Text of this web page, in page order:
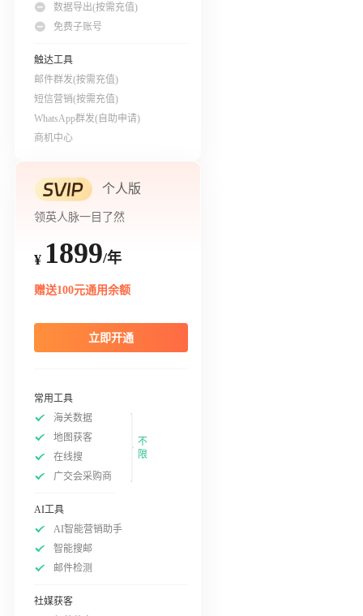
数据导出(按需充值)
免费子账号
触达工具
邮件群发(按需充值)
短信营销(按需充值)
WhatsApp群发(自助申请)
商机中心
个人版
领英人脉一目了然
¥ 1899/年
赠送100元通用余额
立即开通
常用工具
海关数据
地图获客
在线搜
广交会采购商
不
限
AI工具
AI智能营销助手
智能搜邮
邮件检测
社媒获客